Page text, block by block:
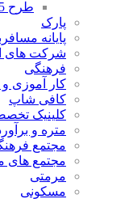
طرح 5 معماری
پارک
پایانه
شرکت های
فرهنگی
کار آموزی
کافی شاپ
کلینیک
متره و
مجتمع
مجتمع های
مرمتی
مسکونی